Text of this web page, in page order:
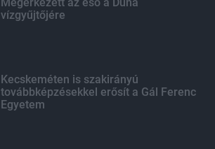
vízgyűjtőjére
Kecskeméten is szakirányú
továbbképzésekkel erősít a Gál Ferenc
Egyetem